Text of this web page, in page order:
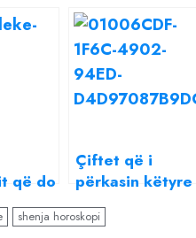
që do
Çiftet që i
përkasin këtyre
shenjave të
horoskopit bëjnë
shenja horoskopi